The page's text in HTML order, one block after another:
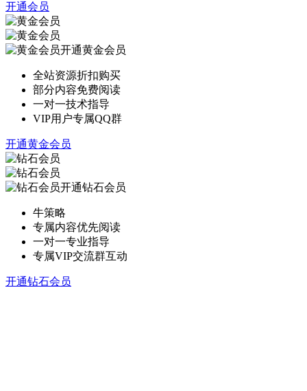
开通会员
开通黄金会员
全站资源折扣购买
部分内容免费阅读
一对一技术指导
VIP用户专属QQ群
开通黄金会员
开通钻石会员
牛策略
专属内容优先阅读
一对一专业指导
专属VIP交流群互动
开通钻石会员